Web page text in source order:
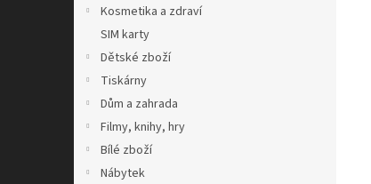
Kosmetika a zdraví
SIM karty
Dětské zboží
Tiskárny
Dům a zahrada
Filmy, knihy, hry
Bílé zboží
Nábytek